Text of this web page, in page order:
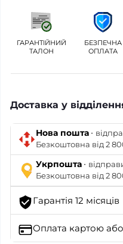
ГАРАНТІЙНИЙ
ТАЛОН
БЕЗПЕЧНА
ОПЛАТА
Доставка у
Нова пошта ·
Безкоштовна від 2
Укрпошта ·
Безкоштовна від 2
Гарантія 12 місяців
Оплата картою